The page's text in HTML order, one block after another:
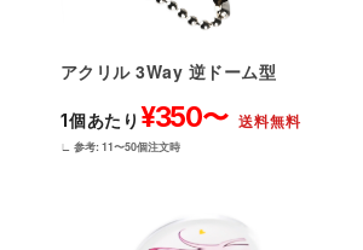
アクリル 3Way 逆ドーム型
1個あたり ¥350〜 送料無料
∟ 参考: 11〜50個注文時